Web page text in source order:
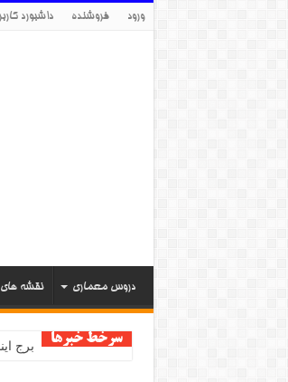
ورود فروشنده داشبورد کاربر
دروس معماری نقشه
سرخط خبرها برج